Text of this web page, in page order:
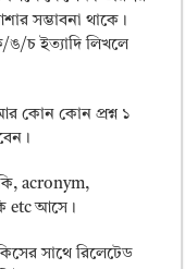
সম্ভাবনা থাকে।
ঙ/চ ইত্যাদি লিখলে
কোন কোন প্রশ্ন ১
acronym,
etc আসে।
সাথে রিলেটেড